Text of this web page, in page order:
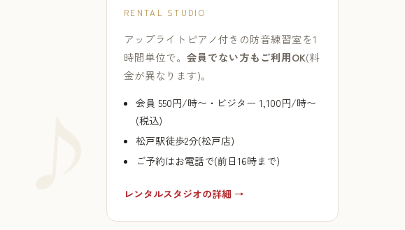
RENTAL STUDIO
アップライトピアノ付きの防音練習室を1
時間単位で。 会員でない方もご利用OK(料
金が異なります)。
会員 550円/時〜・ビジター 1,100円/時〜
(税込)
松戸駅徒歩2分(松戸店)
ご予約はお電話で(前日16時まで)
レンタルスタジオの詳細 →